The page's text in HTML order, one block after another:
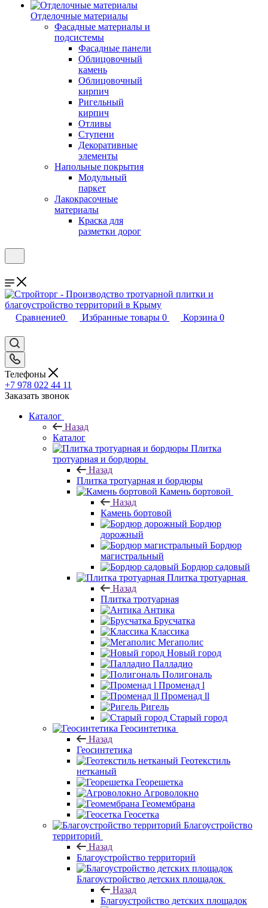
Отделочные материалы
Фасадные материалы и
подсистемы
Фасадные панели
Облицовочный
камень
Облицовочный
кирпич
Ригельный
кирпич
Отливы
Ступени
Декоративные
элементы
Напольные покрытия
Модульный
паркет
Лакокрасочные
материалы
Краска для
разметки дорог
Сравнение0 Избранные товары 0 Корзина 0
Телефоны
+7 978 022 44 11
Заказать звонок
Каталог
Назад
Каталог
Плитка
тротуарная и бордюры
Назад
Плитка тротуарная и бордюры
Камень бортовой
Назад
Камень бортовой
Бордюр
дорожный
Бордюр
магистральный
Бордюр садовый
Плитка тротуарная
Назад
Плитка тротуарная
Антика
Брусчатка
Классика
Мегаполис
Новый город
Палладио
Полигональ
Променад l
Променад ll
Ригель
Старый город
Геосинтетика
Назад
Геосинтетика
Геотекстиль
нетканый
Георешетка
Агроволокно
Геомембрана
Геосетка
Благоустройство
территорий
Назад
Благоустройство территорий
Благоустройство детских площадок
Назад
Благоустройство детских площадок